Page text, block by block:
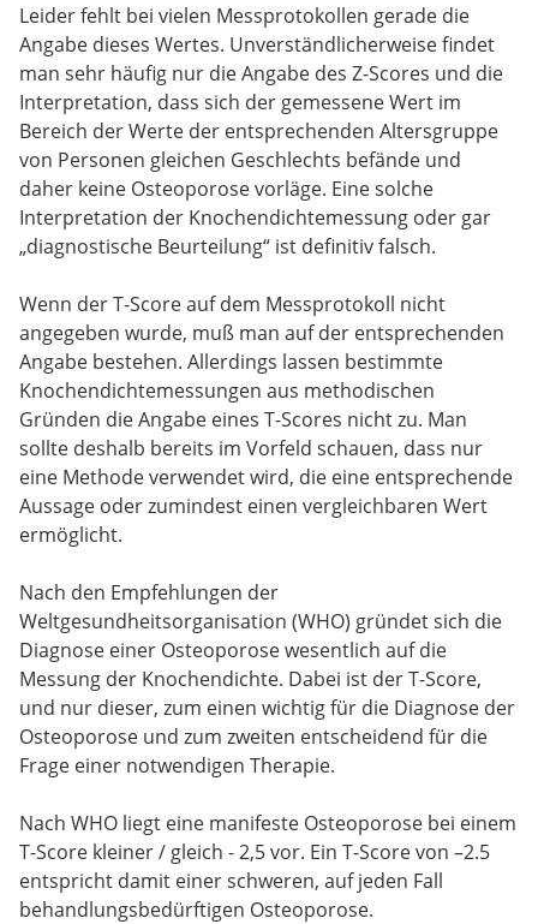
Leider fehlt bei vielen Messprotokollen gerade die
Angabe dieses Wertes. Unverständlicherweise findet
man sehr häufig nur die Angabe des Z-Scores und die
Interpretation, dass sich der gemessene Wert im
Bereich der Werte der entsprechenden Altersgruppe
von Personen gleichen Geschlechts befände und
daher keine Osteoporose vorläge. Eine solche
Interpretation der Knochendichtemessung oder gar
„diagnostische Beurteilung“ ist definitiv falsch.
Wenn der T-Score auf dem Messprotokoll nicht
angegeben wurde, muß man auf der entsprechenden
Angabe bestehen. Allerdings lassen bestimmte
Knochendichtemessungen aus methodischen
Gründen die Angabe eines T-Scores nicht zu. Man
sollte deshalb bereits im Vorfeld schauen, dass nur
eine Methode verwendet wird, die eine entsprechende
Aussage oder zumindest einen vergleichbaren Wert
ermöglicht.
Nach den Empfehlungen der
Weltgesundheitsorganisation (WHO) gründet sich die
Diagnose einer Osteoporose wesentlich auf die
Messung der Knochendichte. Dabei ist der T-Score,
und nur dieser, zum einen wichtig für die Diagnose der
Osteoporose und zum zweiten entscheidend für die
Frage einer notwendigen Therapie.
Nach WHO liegt eine manifeste Osteoporose bei einem
T-Score kleiner / gleich - 2,5 vor. Ein T-Score von –2.5
entspricht damit einer schweren, auf jeden Fall
behandlungsbedürftigen Osteoporose.